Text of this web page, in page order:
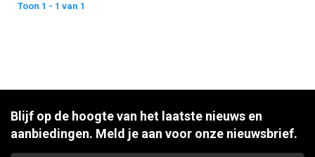
Toon 1 - 1 van 1
Blijf op de hoogte van het laatste nieuws en
aanbiedingen. Meld je aan voor onze nieuwsbrief.